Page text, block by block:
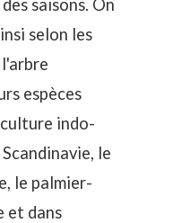
saisons. On
selon les
espèces
culture indo-
le
le palmier-
et dans